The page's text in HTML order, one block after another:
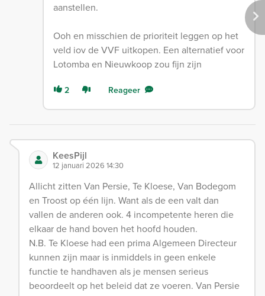
aanstellen.
Ooh en misschien de prioriteit leggen op het
veld iov de VVF uitkopen. Een alternatief voor
Lotomba en Nieuwkoop zou fijn zijn
2 Reageer
KeesPijl
12 januari 2026 14:30
Allicht zitten Van Persie, Te Kloese, Van Bodegom
en Troost op één lijn. Want als de een valt dan
vallen de anderen ook. 4 incompetente heren die
elkaar de hand boven het hoofd houden.
N.B. Te Kloese had een prima Algemeen Directeur
kunnen zijn maar is inmiddels in geen enkele
functie te handhaven als je mensen serieus
beoordeelt op het beleid dat ze voeren. Van Persie